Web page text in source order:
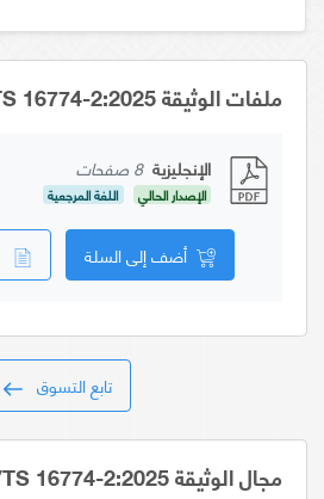
ملفات الوثيقة GSO ISO/TS 16774-2:2025
الإنجليزية 8 صفحات
الإصدار الحالي اللغة المرجعية
أضف إلى السلة
تابع التسوق
مجال الوثيقة GSO ISO/TS 16774-2:2025